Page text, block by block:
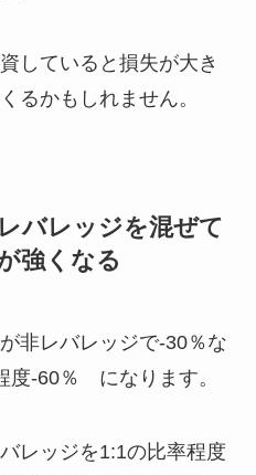
していると損失が大き
るかもしれません。
バレッジを混ぜて
強くなる
非レバレッジで-30％な
度-60％ になります。
レッジを1:1の比率程度